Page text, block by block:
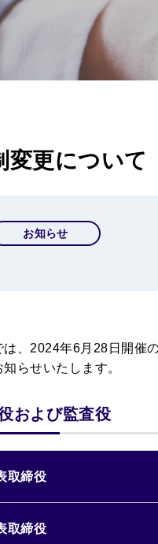
変更について
お知らせ
は、2024年6月28日開催
らせいたします。
および監査役
取締役
取締役